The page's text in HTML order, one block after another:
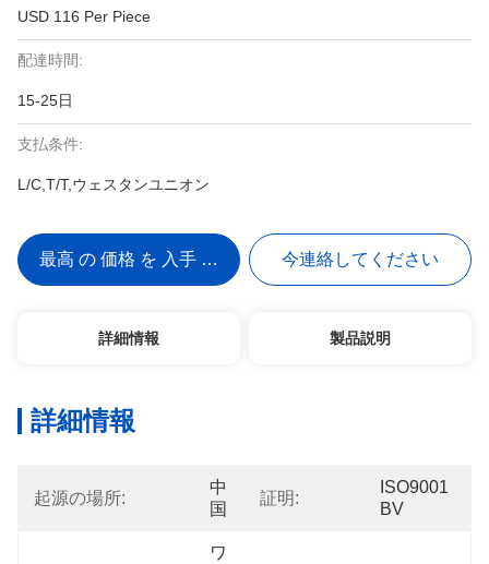
USD 116 Per Piece
配達時間:
15-25日
支払条件:
L/C,T/T,ウェスタンユニオン
最高 の 価格 を 入手 する 今連絡してください
詳細情報 製品説明
詳細情報
起源の場所:
中
国
証明:
ISO9001
BV
ワ